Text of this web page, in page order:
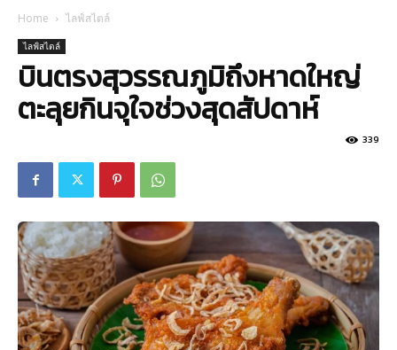
Home ไลฟ์สไตล์
ไลฟ์สไตล์
บินตรงสุวรรณภูมิถึงหาดใหญ่
ตะลุยกินจุใจช่วงสุดสัปดาห์
339